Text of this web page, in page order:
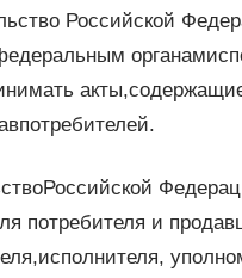
Российской
потребителя и